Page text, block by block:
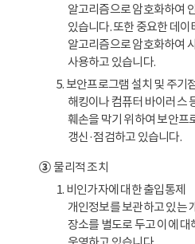
알고리즘으로 암호화하여
있습니다. 또한 중요한 데
알고리즘으로 암호화하여
사용하고 있습니다.
5. 보안프로그램 설치 및 주기
해킹이나 컴퓨터 바이러스
훼손을 막기 위하여 보안프
갱신·점검하고 있습니다.
③물리적 조치
1. 비인가자에 대한 출입통제
개인정보를 보관하고 있는
장소를 별도로 두고 이에